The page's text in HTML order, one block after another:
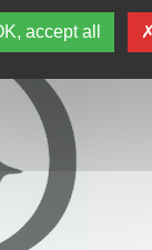
accept all